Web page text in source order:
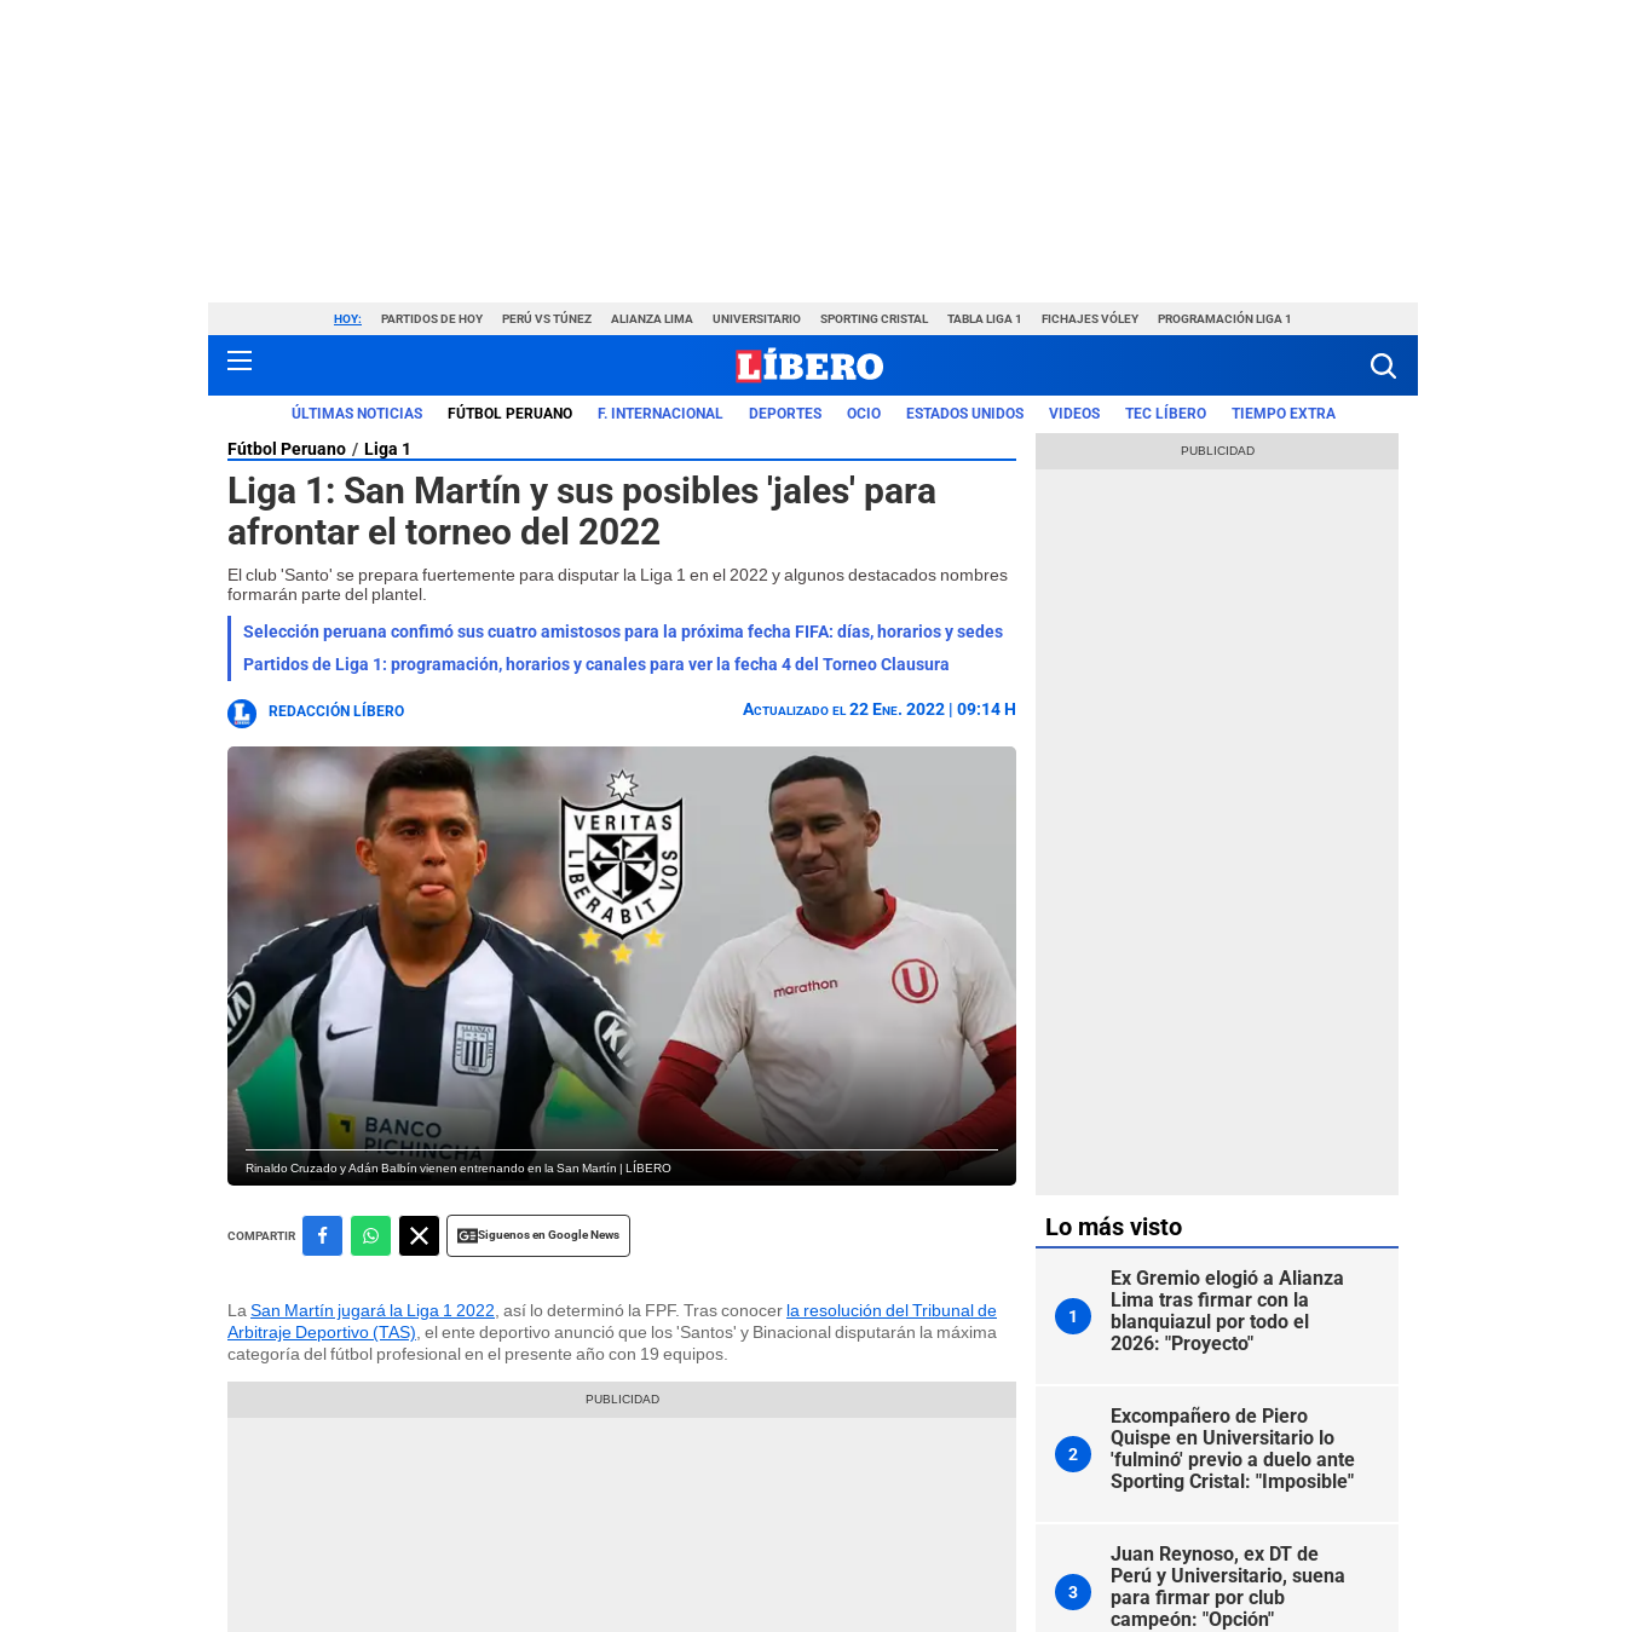
HOY: PARTIDOS DE HOY PERÚ VS TÚNEZ ALIANZA LIMA UNIVERSITARIO SPORTING CRISTAL TABLA LIGA 1 FICHAJES VÓLEY PROGRAMACIÓN LIGA 1
ÚLTIMAS NOTICIAS FÚTBOL PERUANO F. INTERNACIONAL DEPORTES OCIO ESTADOS UNIDOS VIDEOS TEC LÍBERO TIEMPO EXTRA
Fútbol Peruano Liga 1
Liga 1: San Martín y sus posibles 'jales' para
afrontar el torneo del 2022
El club 'Santo' se prepara fuertemente para disputar la Liga 1 en el 2022 y algunos destacados nombres
formarán parte del plantel.
Selección peruana confimó sus cuatro amistosos para la próxima fecha FIFA: días, horarios y sedes
Partidos de Liga 1: programación, horarios y canales para ver la fecha 4 del Torneo Clausura
REDACCIÓN LÍBERO Actualizado el 22 Ene. 2022 | 09:14 H
Rinaldo Cruzado y Adán Balbín vienen entrenando en la San Martín | LÍBERO
COMPARTIR Siguenos en Google News
La San Martín jugará la Liga 1 2022 , así lo determinó la FPF. Tras conocer la resolución del Tribunal de
Arbitraje Deportivo (TAS) , el ente deportivo anunció que los 'Santos' y Binacional disputarán la máxima
categoría del fútbol profesional en el presente año con 19 equipos.
Lo más visto
1
Ex Gremio elogió a Alianza
Lima tras firmar con la
blanquiazul por todo el
2026: "Proyecto"
2
Excompañero de Piero
Quispe en Universitario lo
'fulminó' previo a duelo ante
Sporting Cristal: "Imposible"
3
Juan Reynoso, ex DT de
Perú y Universitario, suena
para firmar por club
campeón: "Opción"